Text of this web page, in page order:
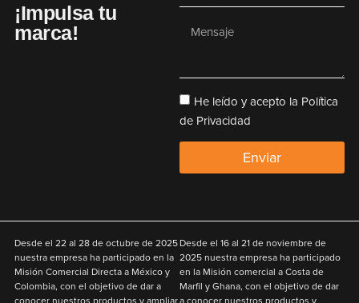
¡Impulsa tu
marca!
He leído y acepto la Política
de Privacidad
Enviar
Desde el 22 al 28 de octubre de 2025
nuestra empresa ha participado en la
Misión Comercial Directa a México y
Colombia, con el objetivo dedar a
conocer nuestros productos y ampliar
Desde el 16 al 21 de noviembre de
2025 nuestra empresa ha participado
en la Misión comercial a Costa de
Marfil y Ghana, con el objetivo dedar
a conocer nuestros productos y